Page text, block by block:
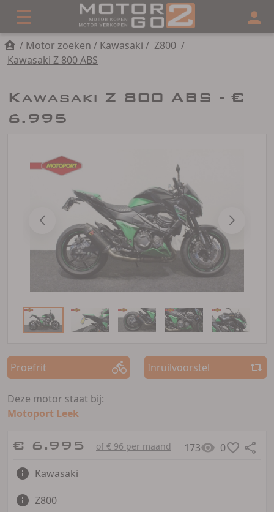
/ Motor zoeken / Kawasaki / Z800 /
Kawasaki Z 800 ABS
Kawasaki Z 800 ABS - €
6.995
Proefrit Inruilvoorstel
Deze motor staat bij:
Motoport Leek
€ 6.995 of € 96 per maand 173
0
Kawasaki
Z800